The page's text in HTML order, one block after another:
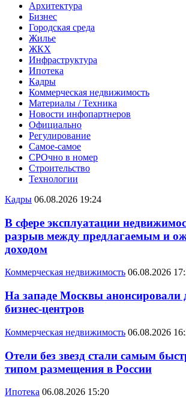
Архитектура
Бизнес
Городская среда
Жилье
ЖКХ
Инфраструктура
Ипотека
Кадры
Коммерческая недвижимость
Материалы / Техника
Новости инфопартнеров
Официально
Регулирование
Самое-самое
СРОчно в номер
Строительство
Технологии
Кадры 06.08.2026 19:24
В сфере эксплуатации
разрыв между предлагаемым и
доходом
Коммерческая недвижимость 06.08.2026
На западе Москвы анонсировали
бизнес-центров
Коммерческая недвижимость 06.08.2026
Отели без звезд стали самым
типом размещения в России
Ипотека 06.08.2026 15:20